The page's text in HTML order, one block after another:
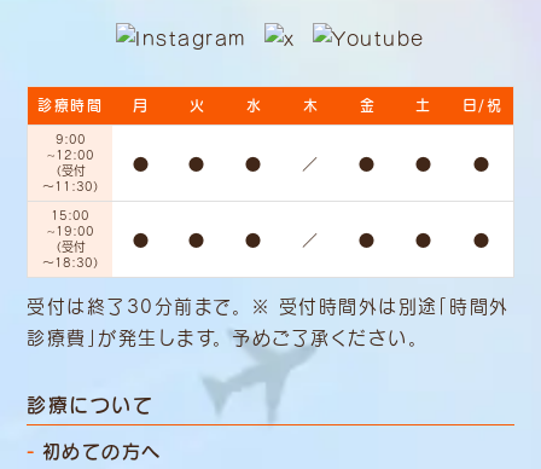
診療時間 月 火 水 木 金 土 日/祝
9:00
~12:00
（受付
～11:30）
● ● ● ／ ● ● ●
15:00
~19:00
（受付
～18:30）
● ● ● ／ ● ● ●
受付は終了30分前まで。 ※ 受付時間外は別途「時間外
診療費」 が発生します。 予めご了承ください。
診療について
初めての方へ